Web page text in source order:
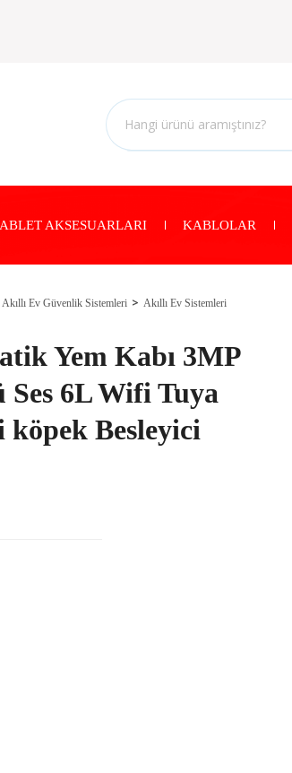
AKSESUARLARI KABLOLAR
Akıllı Ev Güvenlik Sistemleri Akıllı Ev Sistemleri
Yem Kabı 3MP
6L Wifi Tuya
köpek Besleyici